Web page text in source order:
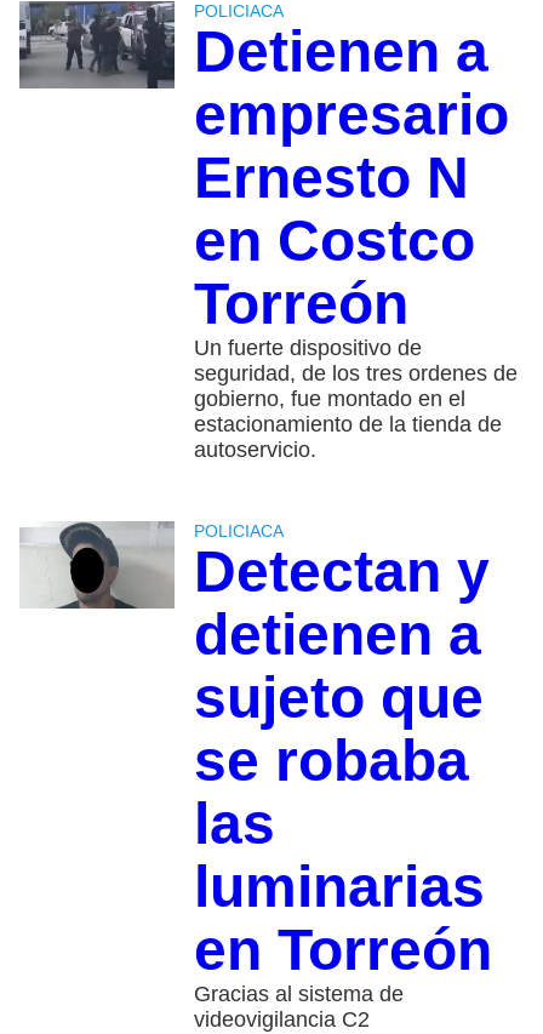
POLICIACA
Detienen a
empresario
Ernesto N
en Costco
Torreón
Un fuerte dispositivo de
seguridad, de los tres ordenes de
gobierno, fue montado en el
estacionamiento de la tienda de
autoservicio.
POLICIACA
Detectan y
detienen a
sujeto que
se robaba
las
luminarias
en Torreón
Gracias al sistema de
videovigilancia C2